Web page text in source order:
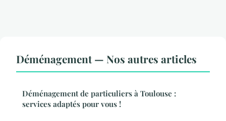
Déménagement — Nos autres articles
Déménagement de particuliers à Toulouse :
services adaptés pour vous !